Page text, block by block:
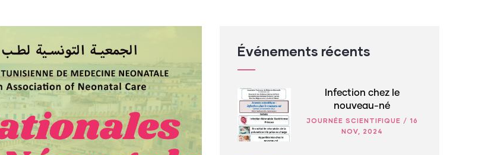
Événements récents
Infection chez le
nouveau-né
JOURNÉE SCIENTIFIQUE / 16
NOV, 2024